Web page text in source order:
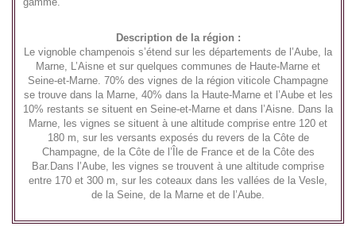
Description de la région :
Le vignoble champenois s’étend sur les départements de l’Aube, la
Marne, L’Aisne et sur quelques communes de Haute-Marne et
Seine-et-Marne. 70% des vignes de la région viticole Champagne
se trouve dans la Marne, 40% dans la Haute-Marne et l’Aube et les
10% restants se situent en Seine-et-Marne et dans l’Aisne. Dans la
Marne, les vignes se situent à une altitude comprise entre 120 et
180 m, sur les versants exposés du revers de la Côte de
Champagne, de la Côte de l’Île de France et de la Côte des
Bar.Dans l’Aube, les vignes se trouvent à une altitude comprise
entre 170 et 300 m, sur les coteaux dans les vallées de la Vesle,
de la Seine, de la Marne et de l’Aube.